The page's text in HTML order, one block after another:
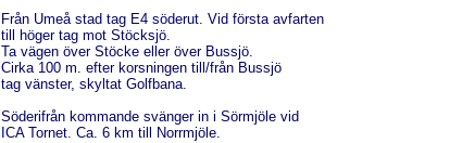
Från Umeåstad tag E4 söderut. Vid första avfarten
till
höger tag mot Stöcksjö.
Ta vägen över Stöcke eller över Bussjö.
Cirka 100 m. efter korsningen till/från Bussjö
tag vänster, skyltat Golfbana.
Söderifrån kommande svänger in i Sörmjöle vid
ICA Tornet. Ca. 6 km till Norrmjöle.